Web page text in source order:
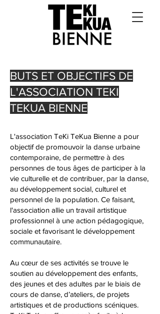
BUTS ET OBJECTIFS DE
L'ASSOCIATION TEKI
TEKUA BIENNE
​​L'association TeKi TeKua Bienne a pour
objectif de promouvoir la danse urbaine
contemporaine, de permettre à des
personnes de tous âges de participer à la
vie culturelle et de contribuer, par la danse,
au développement social, culturel et
personnel de la population. Ce faisant,
l'association allie un travail artistique
professionnel à une action pédagogique,
sociale et favorisant le développement
communautaire.
Au cœur de ses activités se trouve le
soutien au développement des enfants,
des jeunes et des adultes par le biais de
cours de danse, d’ateliers, de projets
artistiques et de productions scéniques.